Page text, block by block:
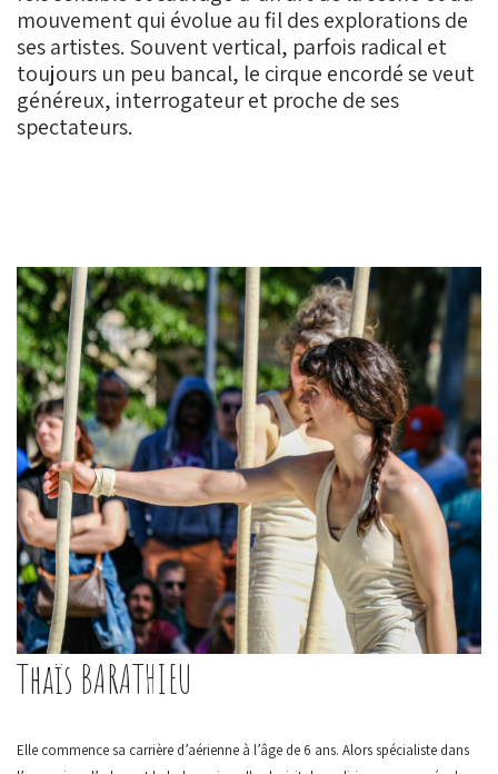
mouvement qui évolue au fil des explorations de
ses artistes. Souvent vertical, parfois radical et
toujours un peu bancal, le cirque encordé se veut
généreux, interrogateur et proche de ses
spectateurs.
Thaïs BARATHIEU
Elle commence sa carrière d’aérienne à l’âge de 6 ans. Alors spécialiste dans